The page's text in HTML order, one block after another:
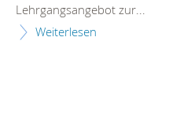
Lehrgangsangebot zur...
Weiterlesen